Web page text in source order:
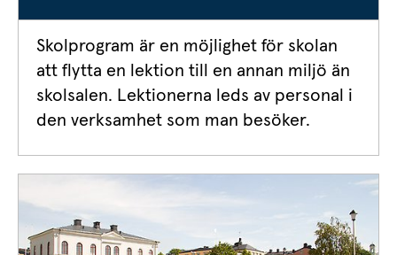
Skolprogram är en möjlighet för skolan
att flytta en lektion till en annan miljö än
skolsalen. Lektionerna leds av personal i
den verksamhet som man besöker.